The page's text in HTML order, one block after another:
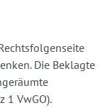
Die Beklagte
1 VwGO).